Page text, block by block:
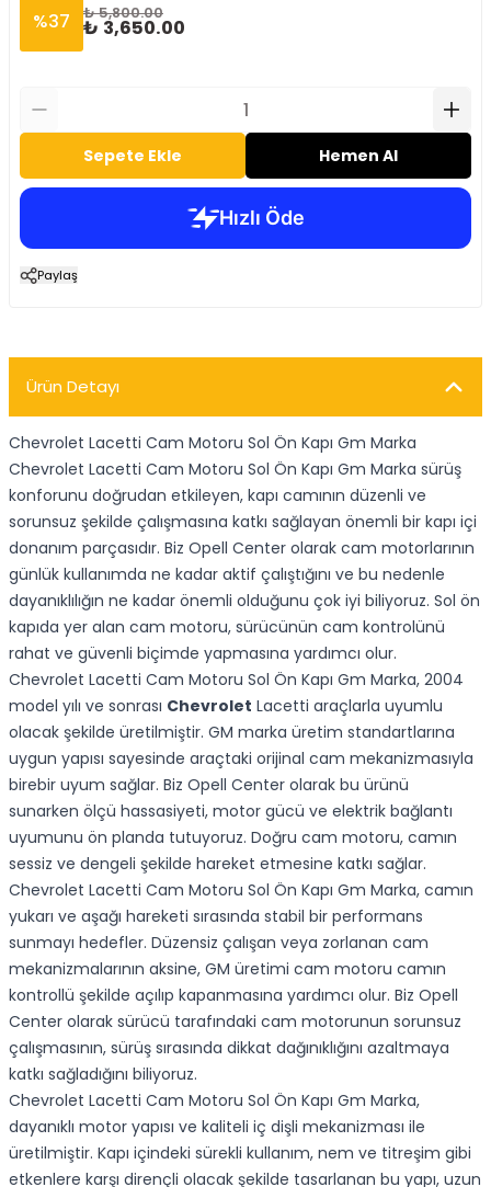
%37 ₺ 5,800.00
₺ 3,650.00
Sepete Ekle Hemen Al
Paylaş
Ürün Detayı
Chevrolet Lacetti Cam Motoru Sol Ön Kapı Gm Marka
Chevrolet Lacetti Cam Motoru Sol Ön Kapı Gm Marka sürüş
konforunu doğrudan etkileyen, kapı camının düzenli ve
sorunsuz şekilde çalışmasına katkı sağlayan önemli bir kapı içi
donanım parçasıdır. Biz Opell Center olarak cam motorlarının
günlük kullanımda ne kadar aktif çalıştığını ve bu nedenle
dayanıklılığın ne kadar önemli olduğunu çok iyi biliyoruz. Sol ön
kapıda yer alan cam motoru, sürücünün cam kontrolünü
rahat ve güvenli biçimde yapmasına yardımcı olur.
Chevrolet Lacetti Cam Motoru Sol Ön Kapı Gm Marka, 2004
model yılı ve sonrası Chevrolet Lacetti araçlarla uyumlu
olacak şekilde üretilmiştir. GM marka üretim standartlarına
uygun yapısı sayesinde araçtaki orijinal cam mekanizmasıyla
birebir uyum sağlar. Biz Opell Center olarak bu ürünü
sunarken ölçü hassasiyeti, motor gücü ve elektrik bağlantı
uyumunu ön planda tutuyoruz. Doğru cam motoru, camın
sessiz ve dengeli şekilde hareket etmesine katkı sağlar.
Chevrolet Lacetti Cam Motoru Sol Ön Kapı Gm Marka, camın
yukarı ve aşağı hareketi sırasında stabil bir performans
sunmayı hedefler. Düzensiz çalışan veya zorlanan cam
mekanizmalarının aksine, GM üretimi cam motoru camın
kontrollü şekilde açılıp kapanmasına yardımcı olur. Biz Opell
Center olarak sürücü tarafındaki cam motorunun sorunsuz
çalışmasının, sürüş sırasında dikkat dağınıklığını azaltmaya
katkı sağladığını biliyoruz.
Chevrolet Lacetti Cam Motoru Sol Ön Kapı Gm Marka,
dayanıklı motor yapısı ve kaliteli iç dişli mekanizması ile
üretilmiştir. Kapı içindeki sürekli kullanım, nem ve titreşim gibi
etkenlere karşı dirençli olacak şekilde tasarlanan bu yapı, uzun